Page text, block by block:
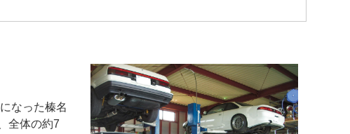
なった榛名
全体の約7